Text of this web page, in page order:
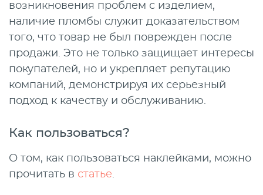
возникновения проблем с изделием,
наличие пломбы служит доказательством
того, что товар не был поврежден после
продажи. Это не только защищает интересы
покупателей, но и укрепляет репутацию
компаний, демонстрируя их серьезный
подход к качеству и обслуживанию.
Как пользоваться?
О том, как пользоваться наклейками, можно
прочитать в статье.